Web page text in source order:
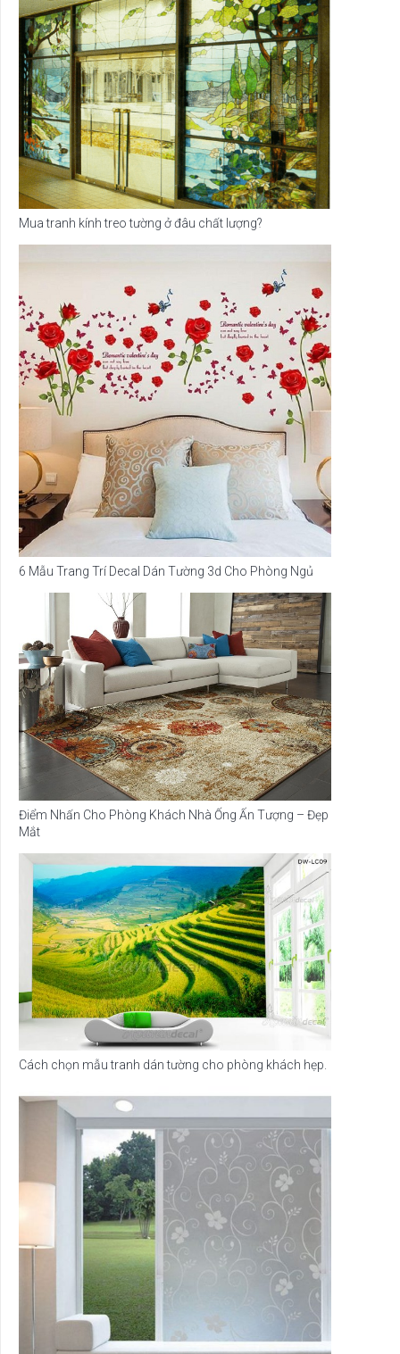
Mua tranh kính treo tường ở đâu chất lượng?
6 Mẫu Trang Trí Decal Dán Tường 3d Cho Phòng Ngủ
Điểm Nhấn Cho Phòng Khách Nhà Ống Ấn Tượng – Đẹp
Mắt
Cách chọn mẫu tranh dán tường cho phòng khách hẹp.